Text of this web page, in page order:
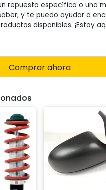
repuesto específico o una
y te puedo ayudar a
disponibles. ¡Estoy
Comprar ahora